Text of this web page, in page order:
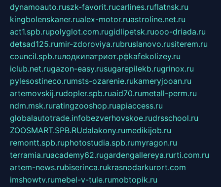
dynamoauto.ruszk-favorit.rucarlines.ruflatnsk.ru
kingbolenskaner.rualex-motor.ruastroline.net.ru
act1.spb.rupolyglot.com.rugidlipetsk.ruooo-driada.ru
detsad125.rumir-zdoroviya.rubruslanovo.rusiterem.ru
council.spb.ruлодкипатриот.рфkafekolizey.ru
iclub.net.rugazon-easy.rusugarepilekb.rugrinox.ru
pylesostineco.rumsts-ozarenie.rukameryjooan.ru
artemovskij.rudopler.spb.ruaid70.rumetall-perm.ru
ndm.msk.ruratingzooshop.ruapiaccess.ru
globalautotrade.infobezverhovskoe.rudrsschool.ru
ZOOSMART.SPB.RUdalakony.rumedikijob.ru
remontt.spb.ruphotostudia.spb.rumyragon.ru
terramia.ruacademy62.rugardengallereya.rurti.com.ru
artem-news.rubiserinca.rukrasnodarkurort.com
imshowtv.rumebel-v-tule.rumobtopik.ru